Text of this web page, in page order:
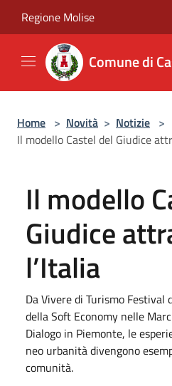
Regione Molise
Comune di
Home > Novità > Notizie >
Il modello Castel del Giudice
Il modello
Giudice
l’Italia
Da Vivere di Turismo
della Soft Economy nelle
Dialogo in Piemonte, le
neo urbanità divengono
comunità.